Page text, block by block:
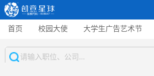
首页 校园大使 大学生广告艺术节